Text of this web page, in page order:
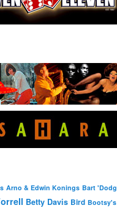
Arno & Edwin Konings Bart
Betty Davis Bird